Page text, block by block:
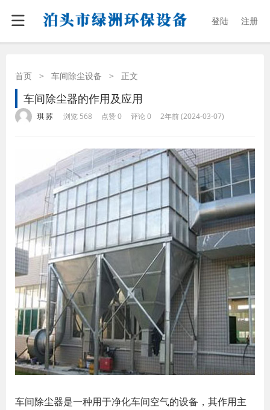
登陆 注册
首页 > 车间除尘设备 > 正文
车间除尘器的作用及应用
琪 苏 浏览 568 点赞 0 评论 0 2年前 (2024-03-07)
车间除尘器是一种用于净化车间空气的设备，其作用主